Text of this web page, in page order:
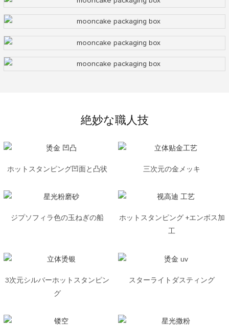
絶妙な職人技
ホットスタンピング凹面と凸状 三次元の金メッキ
ジプソフィラ色の玉ねぎの船
ホットスタンピング +エンボス加
工
3次元シルバーホットスタンピン
グ
スターライトダスティング